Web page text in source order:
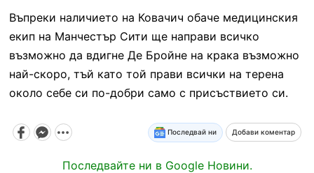
Въпреки наличието на Ковачич обаче медицинския
екип на Манчестър Сити ще направи всичко
възможно да вдигне Де Бройне на крака възможно
най-скоро, тъй като той прави всички на терена
около себе си по-добри само с присъствието си.
Последвай ни Добави коментар
Последвайте ни в Google Новини.